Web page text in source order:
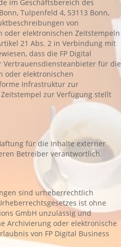
im Geschäftsbereich des
Tulpenfeld 4, 53113 Bonn,
von
oder elektronischen Zeitstempeln
21 Abs. 2 in Verbindung mit
dass die FP Digital
Vertrauensdiensteanbieter für die
oder elektronischen
Infrastruktur zur
zur Verfügung stellt
für die Inhalte externer
Betreiber verantwortlich.
sind urheberrechtlich
ist ohne
GmbH unzulässig und
Archivierung oder elektronische
von FP Digital Business